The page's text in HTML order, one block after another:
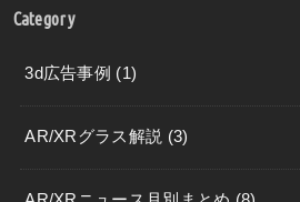
Category
3d広告事例 (1)
AR/XRグラス解説 (3)